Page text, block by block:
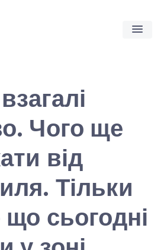
Чого ще
від
Тільки
що сьогодні